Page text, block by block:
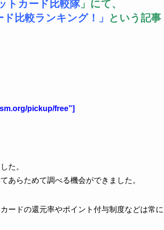
トカード比較隊」にて、
ド比較ランキング！」
という記事
pickup/free”]
た。
あらためて調べる機会ができました。
ードの還元率やポイント付与制度などは常に